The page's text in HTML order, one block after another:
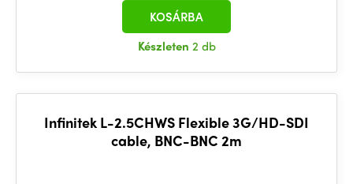
Készleten 2 db
KOSÁRBA
Infinitek L-2.5CHWS Flexible 3G/HD-SDI
cable, BNC-BNC 2m